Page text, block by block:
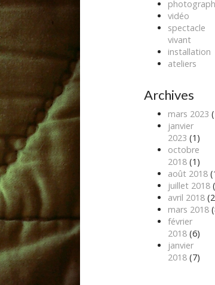
vidéo
spectacle
vivant
installation
ateliers
Archives
mars 2023
janvier
2023 (1)
octobre
2018(1)
août 2018
juillet 2018
avril 2018
mars 2018
février
2018(6)
janvier
2018(7)